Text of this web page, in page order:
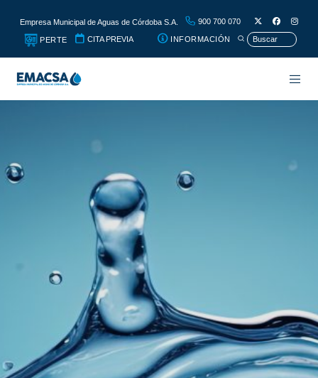
Empresa Municipal de Aguas de Córdoba S.A. 900 700 070
PERTE CITA PREVIA INFORMACIÓN